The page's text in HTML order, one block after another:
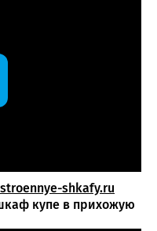
roennye-shkafy.ru
купе в прихожую